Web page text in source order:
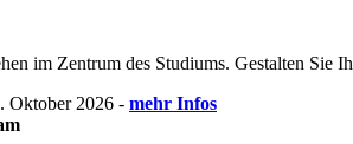
im Zentrum des Studiums. Gestalten Sie
Oktober 2026 - mehr Infos